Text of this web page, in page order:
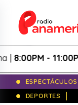
- 11:00PM
ESPECTÁCULOS
DEPORTES